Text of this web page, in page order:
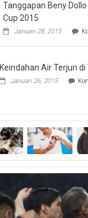
Tanggapan Beny
Cup 2015
Januari 28, 2015
Keindahan Air Terjun
Januari 26, 2015